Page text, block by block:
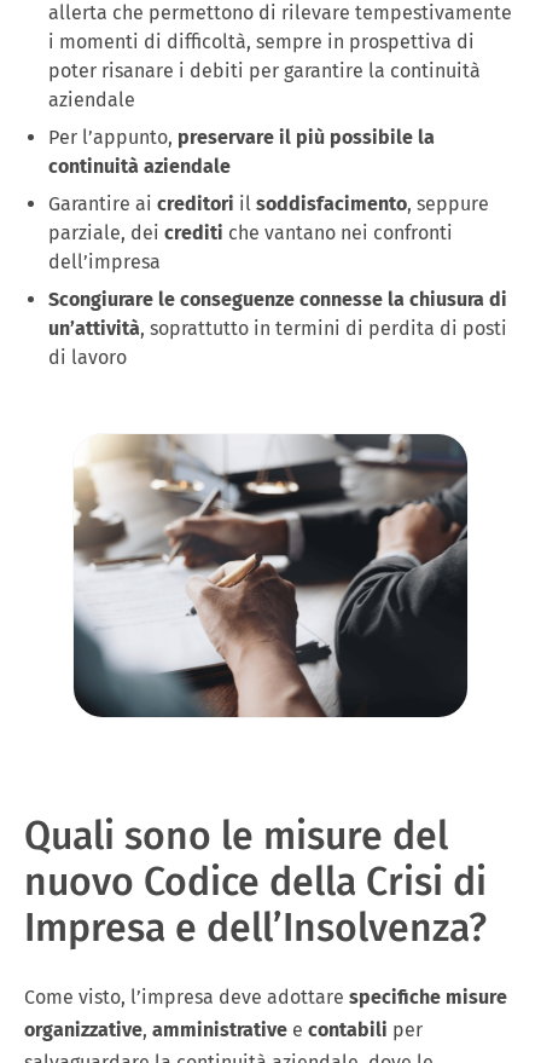
allerta che permettono di rilevare tempestivamente
i momenti di difficoltà, sempre in prospettiva di
poter risanare i debiti per garantire la continuità
aziendale
Per l’appunto, preservare il più possibile la
continuità aziendale
Garantire ai creditori il soddisfacimento, seppure
parziale, dei crediti che vantano nei confronti
dell’impresa
Scongiurare le conseguenze connesse la chiusura di
un’attività, soprattutto in termini di perdita di posti
di lavoro
Quali sono le misure del
nuovo Codice della Crisi di
Impresa e dell’Insolvenza?
Come visto, l’impresa deve adottare specifiche misure
organizzative, amministrative e contabili per